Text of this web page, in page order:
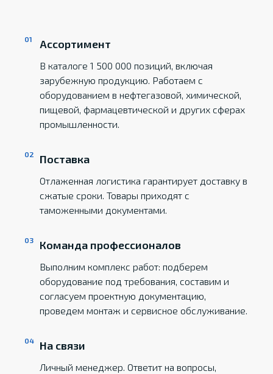
Ассортимент
В каталоге 1 500 000 позиций, включая
зарубежную продукцию. Работаем с
оборудованием в нефтегазовой, химической,
пищевой, фармацевтической и других сферах
промышленности.
Поставка
Отлаженная логистика гарантирует доставку в
сжатые сроки. Товары приходят с
таможенными документами.
Команда профессионалов
Выполним комплекс работ: подберем
оборудование под требования, составим и
согласуем проектную документацию,
проведем монтаж и сервисное обслуживание.
На связи
Личный менеджер. Ответит на вопросы,